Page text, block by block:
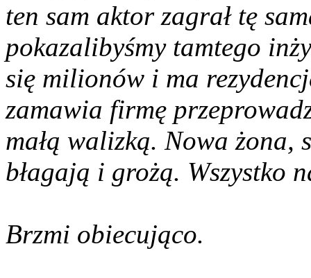
ten sam aktor zagrał tę
pokazalibyśmy tamtego
się milionów i ma
zamawia firmę
małą walizką. Nowa żona,
błagają i grożą. Wszystko
Brzmi obiecująco.